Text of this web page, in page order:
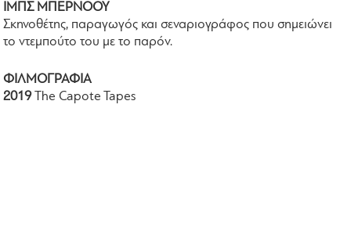
ΙΜΠΣ ΜΠΕΡΝΟΟΥ
Σκηνοθέτης, παραγωγός και σεναριογράφος που σημειώνει
το ντεμπούτο του με το παρόν.
ΦΙΛΜΟΓΡΑΦΙΑ
2019The Capote Tapes